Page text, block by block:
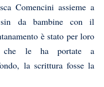
Comencini assieme a
sin da bambine con il
è stato per loro
che le ha portate a
la scrittura fosse la